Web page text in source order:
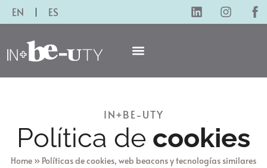
EN ES
IN+BE-UTY
Política de cookies
Home » Políticas de cookies, web beacons y tecnologías similares